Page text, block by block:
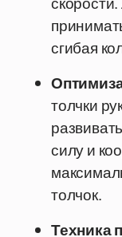
сгибая
толчки
силу и
толчок.
Техника